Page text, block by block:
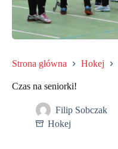
Strona główna Hokej
Czas na seniorki!
Filip Sobczak
Hokej